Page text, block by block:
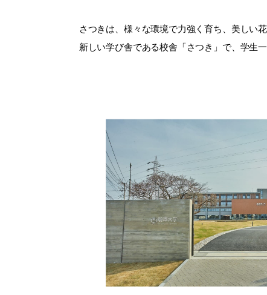
さつきは、様々な環境で力強く育ち、美しい花
新しい学び舎である校舎「さつき」で、学生